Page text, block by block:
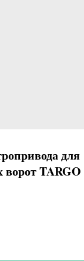
для
TARGO